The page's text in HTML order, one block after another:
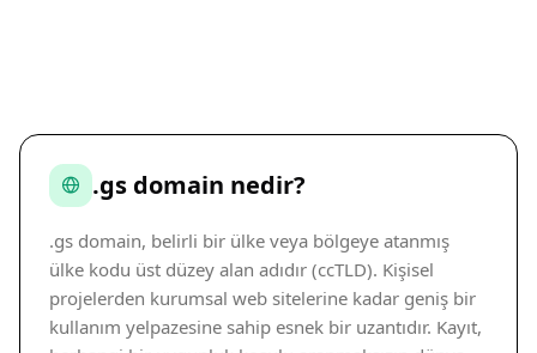
.gs domain nedir?
.gs domain, belirli bir ülke veya bölgeye atanmış
ülke kodu üst düzey alan adıdır (ccTLD). Kişisel
projelerden kurumsal web sitelerine kadar geniş bir
kullanım yelpazesine sahip esnek bir uzantıdır. Kayıt,